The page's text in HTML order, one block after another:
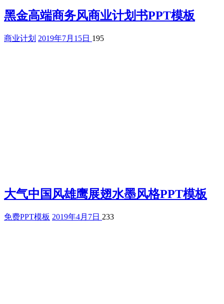
黑金高端商务风商业计划书PPT模板
商业计划 2019年7月15日 195
大气中国风雄鹰展翅水墨风格PPT模板
免费PPT模板 2019年4月7日 233